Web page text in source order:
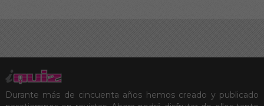
Durante más de cincuenta años hemos creado y publicado